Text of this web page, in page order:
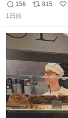
返
信
156
リ
ト
数
815
い
1日前